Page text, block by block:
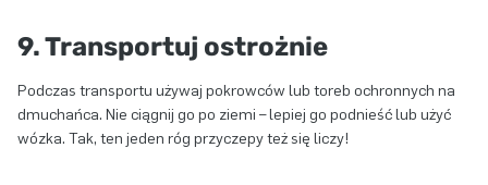
9. Transportuj ostrożnie
Podczas transportu używaj pokrowców lub toreb ochronnych na
dmuchańca. Nie ciągnij go po ziemi – lepiej go podnieść lub użyć
wózka. Tak, ten jeden róg przyczepy też się liczy!